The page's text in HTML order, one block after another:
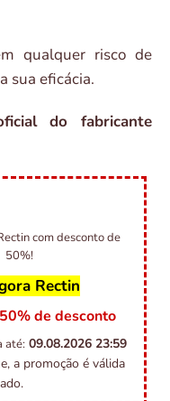
qualquer risco de
sua eficácia.
do fabricante
com desconto de
50%!
Rectin
de desconto
até: 09.08.2026 23:59
a promoção é válida